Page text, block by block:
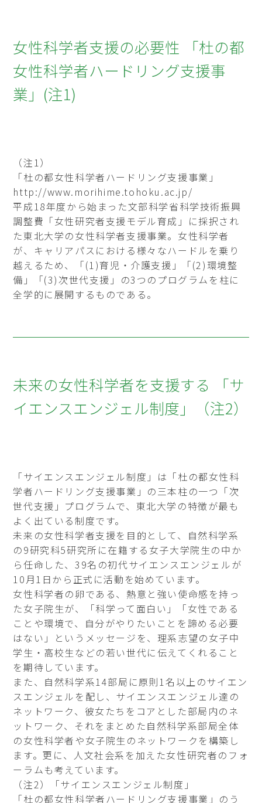
女性科学者支援の必要性 「杜の都
女性科学者ハードリング支援事
業」(注1)
（注1）
「杜の都女性科学者ハードリング支援事業」
http://www.morihime.tohoku.ac.jp/
平成18年度から始まった文部科学省科学技術振興
調整費「女性研究者支援モデル育成」に採択され
た東北大学の女性科学者支援事業。女性科学者
が、キャリアパスにおける様々なハードルを乗り
越えるため、「(1)育児・介護支援」「(2)環境整
備」「(3)次世代支援」の3つのプログラムを柱に
全学的に展開するものである。
未来の女性科学者を支援する 「サ
イエンスエンジェル制度」（注2）
「サイエンスエンジェル制度」は「杜の都女性科
学者ハードリング支援事業」の三本柱の一つ「次
世代支援」プログラムで、東北大学の特徴が最も
よく出ている制度です。
未来の女性科学者支援を目的として、自然科学系
の9研究科5研究所に在籍する女子大学院生の中か
ら任命した、39名の初代サイエンスエンジェルが
10月1日から正式に活動を始めています。
女性科学者の卵である、熱意と強い使命感を持っ
た女子院生が、「科学って面白い」「女性である
ことや環境で、自分がやりたいことを諦める必要
はない」というメッセージを、理系志望の女子中
学生・高校生などの若い世代に伝えてくれること
を期待しています。
また、自然科学系14部局に原則1名以上のサイエン
スエンジェルを配し、サイエンスエンジェル達の
ネットワーク、彼女たちをコアとした部局内のネ
ットワーク、それをまとめた自然科学系部局全体
の女性科学者や女子院生のネットワークを構築し
ます。更に、人文社会系を加えた女性研究者のフォ
ーラムも考えています。
（注2）「サイエンスエンジェル制度」
「杜の都女性科学者ハードリング支援事業」のう